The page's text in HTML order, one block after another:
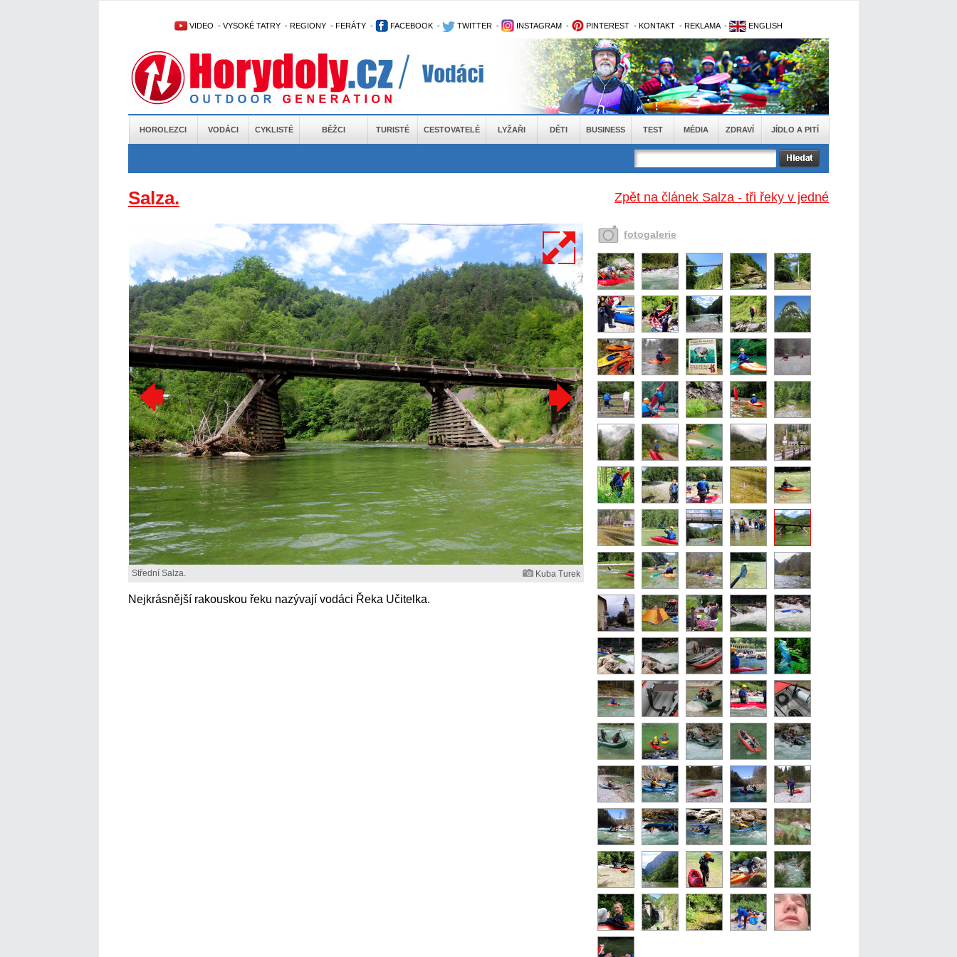
VIDEO - VYSOKÉ TATRY - REGIONY - FERÁTY - FACEBOOK - TWITTER - INSTAGRAM - PINTEREST - KONTAKT - REKLAMA - ENGLISH
HOROLEZCI VODÁCI CYKLISTÉ BĚŽCI TURISTÉ CESTOVATELÉ LYŽAŘI DĚTI BUSINESS TEST MÉDIA ZDRAVÍ JÍDLO A PITÍ
Zpět na článek Salza - tři řeky v jedné
Salza.
Střední Salza. Kuba Turek
Nejkrásnější rakouskou řeku nazývají vodáci Řeka Učitelka.
fotogalerie